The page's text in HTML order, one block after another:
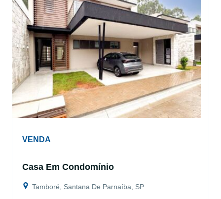
VENDA
Casa Em Condomínio
Tamboré, Santana De Parnaíba, SP